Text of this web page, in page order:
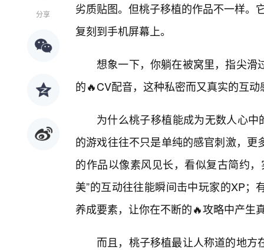
分享
劣质贴图。但桃子移植的作品不一样。
复刻到手机屏幕上。
想象一下，你躺在被窝里，指尖滑
的🔥CV配音，这种私密而又真实的互
为什么桃子移植能成为无数人心中
的游戏往往不只是单纯的感官刺激，
的作品以像素风见长，看似复古简约
美”的互动往往能瞬间击中玩家的XP
养成要素，让你在不断的🔥攻略中产生
而且，桃子移植最让人称道的地